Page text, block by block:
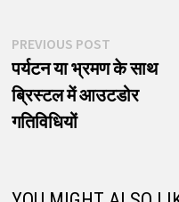
पोस्ट
नेविगेशन
PREVIOUS POSTPrevious
post:
पर्यटन या भ्रमण के साथ
ब्रिस्टल में आउटडोर
गतिविधियों